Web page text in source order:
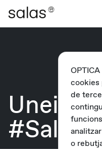
cookies
de
o
Uneix-